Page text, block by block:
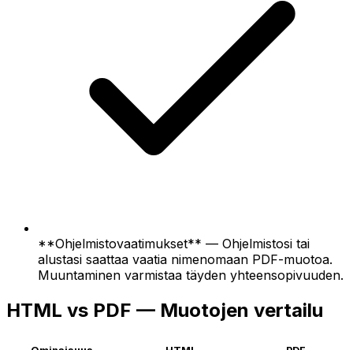
**Ohjelmistovaatimukset** — Ohjelmistosi tai
alustasi saattaa vaatia nimenomaan PDF-muotoa.
Muuntaminen varmistaa täyden yhteensopivuuden.
HTML vs PDF — Muotojen vertailu